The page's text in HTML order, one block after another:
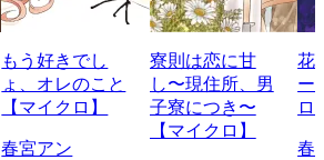
もう好きでし
ょ、オレのこと
【マイクロ】
春宮アン
寮則は恋に甘
し〜現住所、男
子寮につき〜
【マイクロ】
花
ー
ロ
春